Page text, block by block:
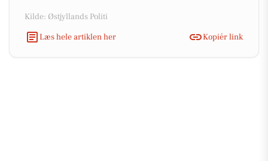
Kilde: Østjyllands Politi
Læs hele artiklen her
Kopiér link